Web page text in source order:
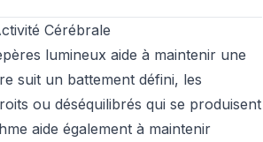
Cérébrale
lumineux aide à maintenir une
suit un battement défini, les
ou déséquilibrés qui se produisent
aide également à maintenir